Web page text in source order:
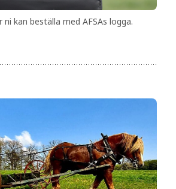
ni kan beställa med AFSAs logga.